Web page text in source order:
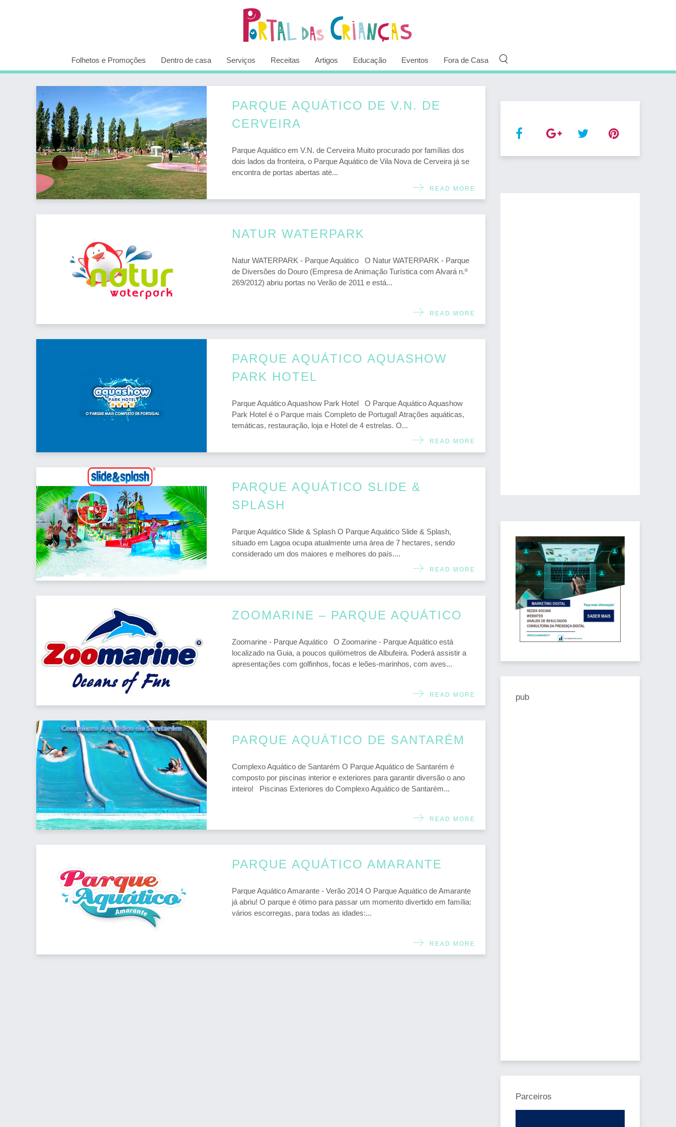
Folhetos e Promoções Dentro de casa Serviços Receitas Artigos Educação Eventos Fora de Casa
PARQUE AQUÁTICO DE V.N. DE
CERVEIRA
Parque Aquático em V.N. de Cerveira Muito procurado por famílias dos
dois lados da fronteira, o Parque Aquático de Vila Nova de Cerveira já se
encontra de portas abertas até...
READ MORE
NATUR WATERPARK
Natur WATERPARK - Parque Aquático O Natur WATERPARK - Parque
de Diversões do Douro (Empresa de Animação Turística com Alvará n.º
269/2012) abriu portas no Verão de 2011 e está...
READ MORE
PARQUE AQUÁTICO AQUASHOW
PARK HOTEL
Parque Aquático Aquashow Park Hotel O Parque Aquático Aquashow
Park Hotel é o Parque mais Completo de Portugal! Atrações aquáticas,
temáticas, restauração, loja e Hotel de 4 estrelas. O...
READ MORE
PARQUE AQUÁTICO SLIDE &
SPLASH
Parque Aquático Slide & Splash O Parque Aquático Slide & Splash,
situado em Lagoa ocupa atualmente uma área de 7 hectares, sendo
considerado um dos maiores e melhores do país....
READ MORE
ZOOMARINE – PARQUE AQUÁTICO
Zoomarine - Parque Aquático O Zoomarine - Parque Aquático está
localizado na Guia, a poucos quilómetros de Albufeira. Poderá assistir a
apresentações com golfinhos, focas e leões-marinhos, com aves...
READ MORE
PARQUE AQUÁTICO DE SANTARÉM
Complexo Aquático de Santarém O Parque Aquático de Santarém é
composto por piscinas interior e exteriores para garantir diversão o ano
inteiro! Piscinas Exteriores do Complexo Aquático de Santarém...
READ MORE
PARQUE AQUÁTICO AMARANTE
Parque Aquático Amarante - Verão 2014 O Parque Aquático de Amarante
já abriu! O parque é ótimo para passar um momento divertido em família:
vários escorregas, para todas as idades:...
READ MORE
pub
Parceiros